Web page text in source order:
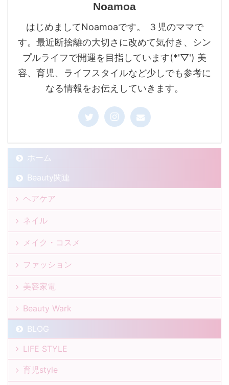
Noamoa
はじめましてNoamoaです。 ３児のママで
す。最近断捨離の大切さに改めて気付き、シン
プルライフで開運を目指しています(*'▽') 美
容、育児、ライフスタイルなど少しでも参考に
なる情報をお伝えしていきます。
ホーム
Beauty関連
ヘアケア
ネイル
メイク・コスメ
ファッション
美容家電
Beauty Wark
BLOG
LIFE STYLE
育児style